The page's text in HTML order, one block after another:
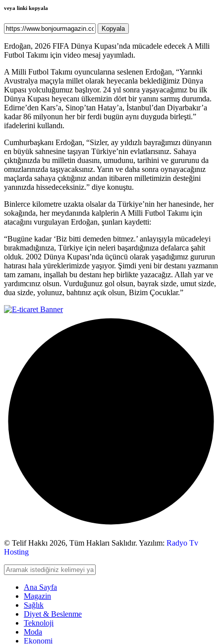
veya linki kopyala
Kopyala
Erdoğan, 2026 FIFA Dünya Kupası’nda mücadele edecek A Milli
Futbol Takımı için video mesaj yayımladı.
A Milli Futbol Takımı oyuncularına seslenen Erdoğan, “Yarınki
Avustralya maçıyla millet olarak heyecanla beklediğimiz Dünya
Kupası yolculuğumuz başlıyor. 24 yıl sonra yaşayacağımız bu ilk
Dünya Kupası heyecanı ülkemizin dört bir yanını sarmış durumda.
Edirne’den Kars’a, Sinop’tan Hatay’a, İstanbul’dan Diyarbakır’a
kadar 86 milyonun her bir ferdi bugün aynı duyguda birleşti.”
ifadelerini kullandı.
Cumhurbaşkanı Erdoğan, “Sizler, ay yıldızlı bayrağımızı dünyanın
en büyük sahnesine taşıyan Türkiye’nin evlatlarısınız. Sahaya
çıktığınızda bu milletin duasını, umudunu, tarihini ve gururunu da
omuzlarınızda taşıyacaksınız. Yarın ve daha sonra oynayacağınız
maçlarda sahaya çıktığınız andan itibaren milletimizin desteğini
yanınızda hissedeceksiniz.” diye konuştu.
Binlerce kilometre uzakta olsalar da Türkiye’nin her hanesinde, her
sokağında, her meydanında kalplerin A Milli Futbol Takımı için
atacağını vurgulayan Erdoğan, şunları kaydetti:
“Bugüne kadar ‘Biz bitti demeden bitmez.’ anlayışıyla mücadeleyi
bırakmadığınıza, Türkiye için neleri başardığınıza defalarca şahit
olduk. 2002 Dünya Kupası’nda üçüncü olarak yaşadığımız gururun
hatırası hala yüreklerimizde yaşıyor. Şimdi yeni bir destanı yazmanın
tam zamanı, inşallah bu destanı hep birlikte yazacağız. Allah yar ve
yardımcınız olsun. Vurduğunuz gol olsun, bayrak sizde, umut sizde,
dua sizde, yolunuz, bahtınız açık olsun, Bizim Çocuklar.”
© Telif Hakkı 2026, Tüm Hakları Saklıdır. Yazılım: Radyo Tv
Hosting
Ana Sayfa
Magazin
Sağlık
Diyet & Beslenme
Teknoloji
Moda
Ekonomi